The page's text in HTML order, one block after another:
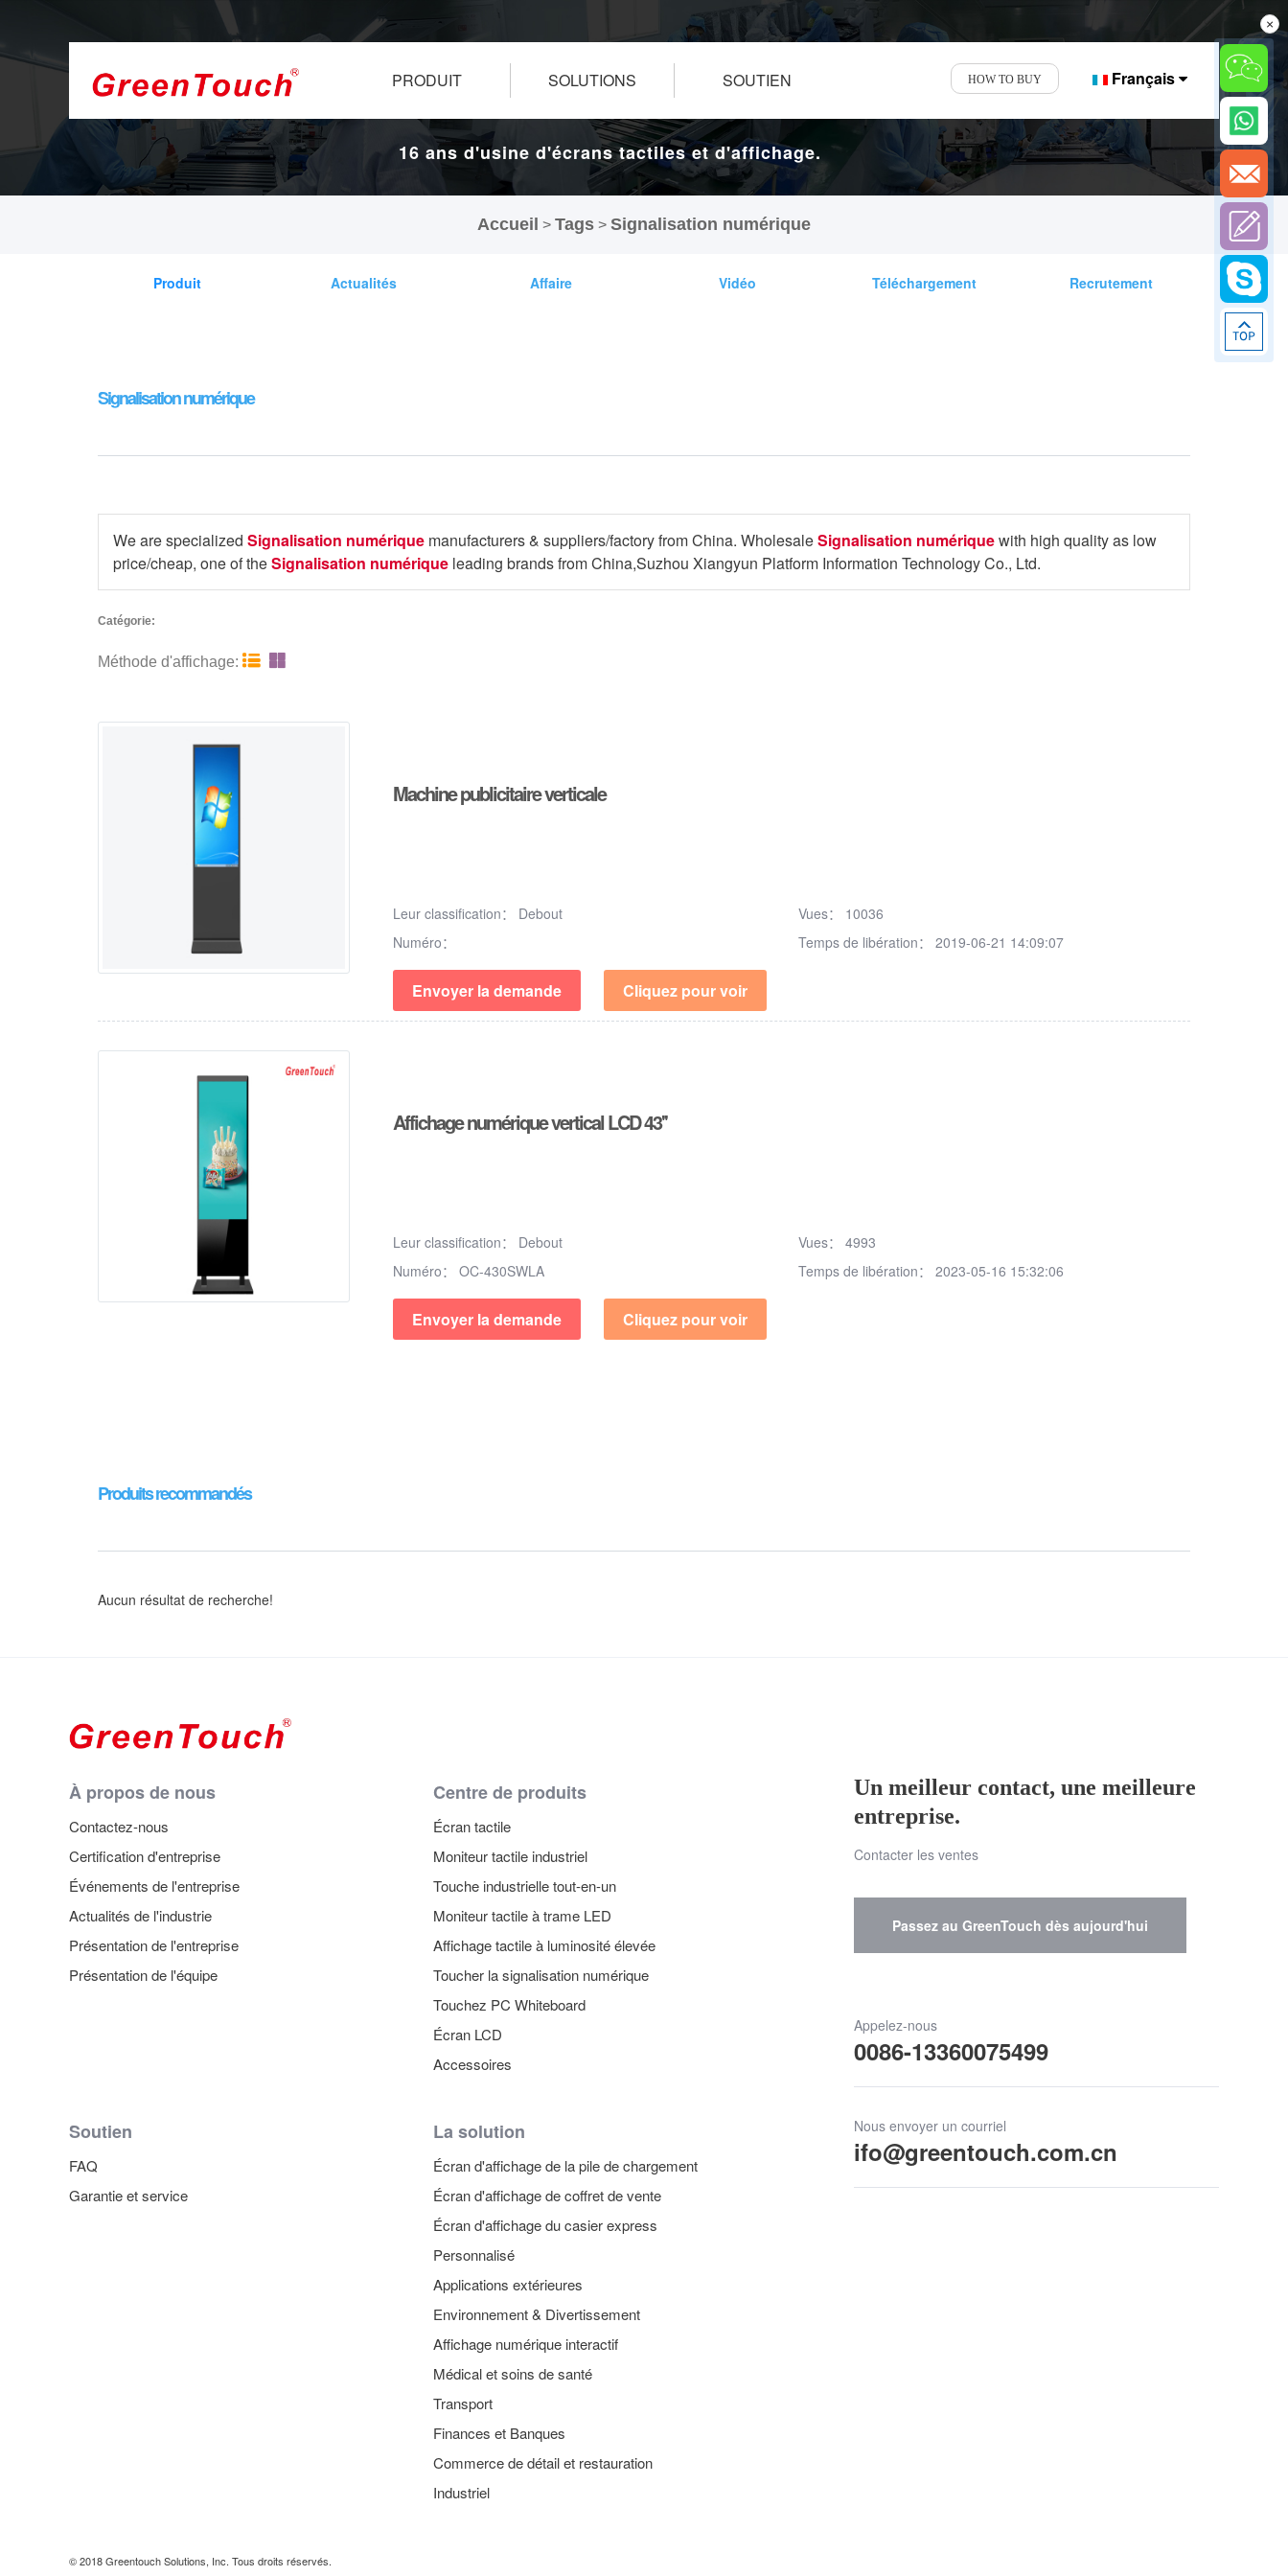
PRODUIT SOLUTIONS SOUTIEN Français
HOW TO BUY
16 ans d'usine d'écrans tactiles et d'affichage.
Accueil > Tags > Signalisation numérique
Produit Actualités Affaire Vidéo Téléchargement Recrutement
Signalisation numérique
We are specialized Signalisation numérique manufacturers & suppliers/factory from China. WholesaleSignalisation numériquewith high quality as low
price/cheap, one of theSignalisation numérique leading brands from China,Suzhou Xiangyun Platform Information Technology Co., Ltd.
Catégorie:
Méthode d'affichage:  
Machine publicitaire verticale
Leur classification： Debout Vues： 10036
Numéro：
Temps de libération：2019-06-21 14:09:07
Envoyer la demande Cliquez pour voir
Affichage numérique vertical LCD 43''
Leur classification： Debout Vues：4993
Numéro： OC-430SWLA Temps de libération：2023-05-16 15:32:06
Envoyer la demande Cliquez pour voir
Produits recommandés
Aucun résultat de recherche!
À propos de nous
Contactez-nous
Certification d'entreprise
Événements de l'entreprise
Actualités de l'industrie
Présentation de l'entreprise
Présentation de l'équipe
Centre de produits
Écran tactile
Moniteur tactile industriel
Touche industrielle tout-en-un
Moniteur tactile à trame LED
Affichage tactile à luminosité élevée
Toucher la signalisation numérique
Touchez PC Whiteboard
Écran LCD
Accessoires
Soutien
FAQ
Garantie et service
La solution
Écran d'affichage de la pile de chargement
Écran d'affichage de coffret de vente
Écran d'affichage du casier express
Personnalisé
Applications extérieures
Environnement & Divertissement
Affichage numérique interactif
Médical et soins de santé
Transport
Finances et Banques
Commerce de détail et restauration
Industriel
Un meilleur contact, une meilleure
entreprise.
Contacter les ventes
Passez au GreenTouch dès aujourd'hui
Appelez-nous
0086-13360075499
Nous envoyer un courriel
ifo@greentouch.com.cn
© 2018 Greentouch Solutions, Inc. Tous droits réservés.
×